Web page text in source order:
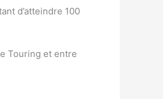
d’atteindre 100
Touring et entre